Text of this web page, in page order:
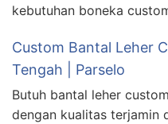
kebutuhan boneka
Custom Bantal Leher
Tengah | Parselo
Butuh bantal leher
dengan kualitas terjamin